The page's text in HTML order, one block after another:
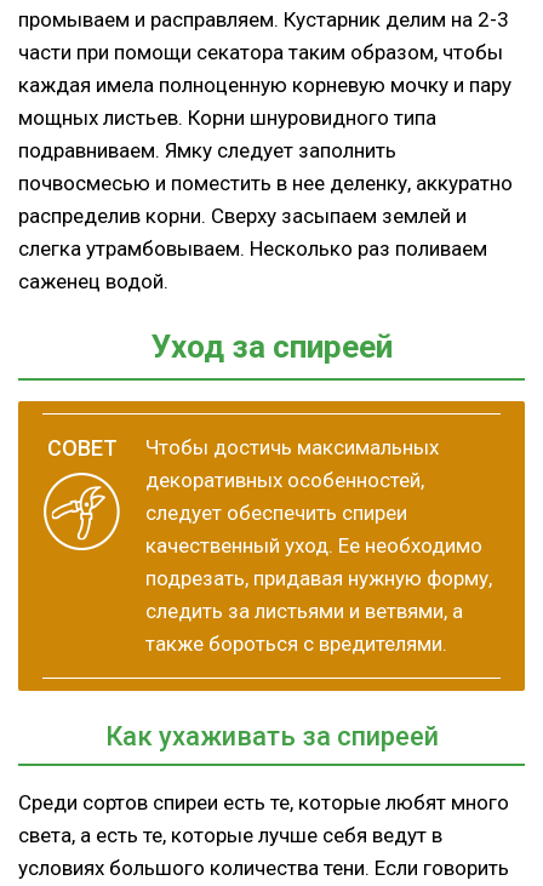
промываем и расправляем. Кустарник делим на 2-3
части при помощи секатора таким образом, чтобы
каждая имела полноценную корневую мочку и пару
мощных листьев. Корни шнуровидного типа
подравниваем. Ямку следует заполнить
почвосмесью и поместить в нее деленку, аккуратно
распределив корни. Сверху засыпаем землей и
слегка утрамбовываем. Несколько раз поливаем
саженец водой.
Уход за спиреей
Чтобы достичь максимальных
декоративных особенностей,
следует обеспечить спиреи
качественный уход. Ее необходимо
подрезать, придавая нужную форму,
следить за листьями и ветвями, а
также бороться с вредителями.
Как ухаживать за спиреей
Среди сортов спиреи есть те, которые любят много
света, а есть те, которые лучше себя ведут в
условиях большого количества тени. Если говорить